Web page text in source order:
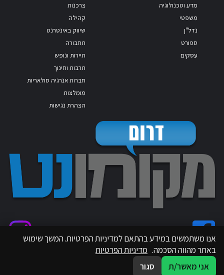
מדע וטכנולוגיה
משפטי
נדל"ן
ספורט
עסקים
צרכנות
קהילה
שיווק באינטרנט
תחבורה
תיירות ונופש
תרבות וחינוך
חברות אנרגיה סולאריות
מומלצות
הצהרת נגישות
אנו משתמשים במידע בהתאם למדיניות הפרטיות. המשך שימוש
באתר מהווה הסכמה. מדיניות הפרטיות
אני מאשר/ת
סגור